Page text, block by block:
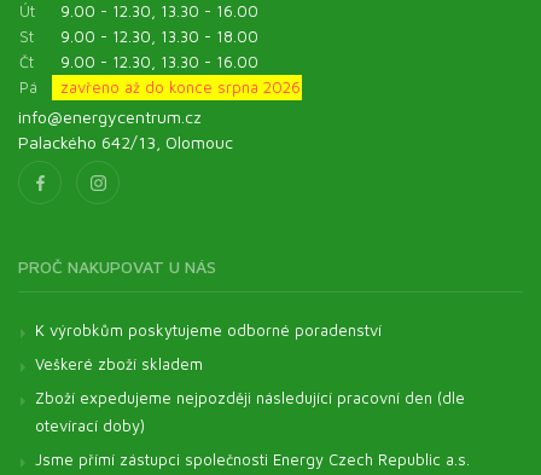
Út
9.00 - 12.30, 13.30 - 16.00
St
9.00 - 12.30, 13.30 - 18.00
Čt
9.00 - 12.30, 13.30 - 16.00
Pá
zavřeno až do konce srpna 2026
info@energycentrum.cz
Palackého 642/13, Olomouc
PROČ NAKUPOVAT U NÁS
K výrobkům poskytujeme odborné poradenství
Veškeré zboží skladem
Zboží expedujeme nejpozději následující pracovní den (dle
otevírací doby)
Jsme přímí zástupci společnosti Energy Czech Republic a.s.